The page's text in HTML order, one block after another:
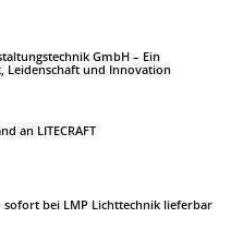
GmbH – Ein
Leidenschaft und Innovation
an LITECRAFT
sofort bei LMP Lichttechnik lieferbar